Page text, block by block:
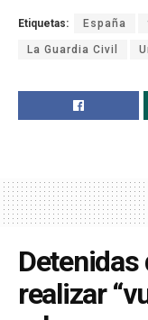
Etiquetas: España
La Guardia Civil
realizar